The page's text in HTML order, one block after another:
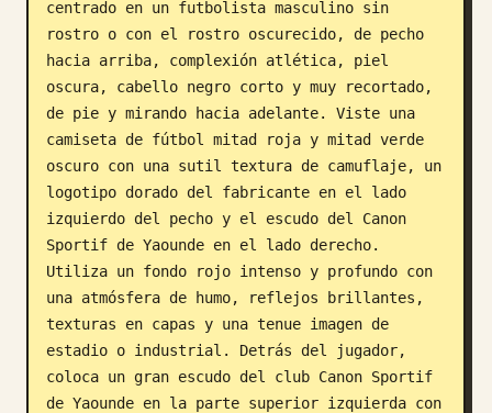
Actualizaciones
centrado en un futbolista masculino sin
rostro o con el rostro oscurecido, de pecho
hacia arriba, complexión atlética, piel
oscura, cabello negro corto y muy recortado,
de pie y mirando hacia adelante. Viste una
camiseta de fútbol mitad roja y mitad verde
oscuro con una sutil textura de camuflaje, un
logotipo dorado del fabricante en el lado
izquierdo del pecho y el escudo del Canon
Sportif de Yaounde en el lado derecho.
Utiliza un fondo rojo intenso y profundo con
una atmósfera de humo, reflejos brillantes,
texturas en capas y una tenue imagen de
estadio o industrial. Detrás del jugador,
coloca un gran escudo del club Canon Sportif
de Yaounde en la parte superior izquierda con